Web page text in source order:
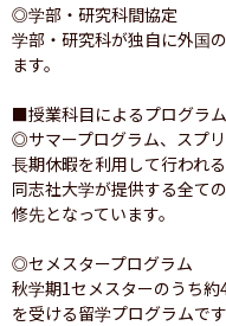
◎学部・研究科間協定
学部・研究科が独自に外国
ます。
■授業科目によるプログラム
◎サマープログラム、スプ
長期休暇を利用して行われ
同志社大学が提供する全て
修先となっています。
◎セメスタープログラム
秋学期1セメスターのうち
を受ける留学プログラムです